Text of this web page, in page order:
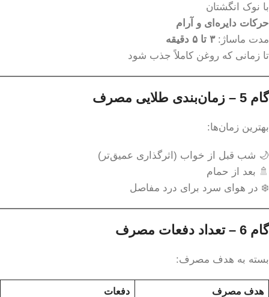
با نوک انگشتان
حرکات دایره‌ای و آرام
مدت ماساژ:۳ تا ۵ دقیقه
تا زمانی که روغن کاملاً جذب شود
گام 5 – زمان‌بندی طلایی مصرف
بهترین زمان‌ها:
🌙 شب قبل از خواب (اثرگذاری عمیق‌تر)
🚿 بعد از حمام
❄️ در هوای سرد برای درد مفاصل
گام 6 – تعداد دفعات مصرف
بسته به هدف مصرف:
هدف مصرف دفعات